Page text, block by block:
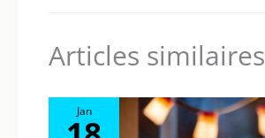
Articles similaires
Jan